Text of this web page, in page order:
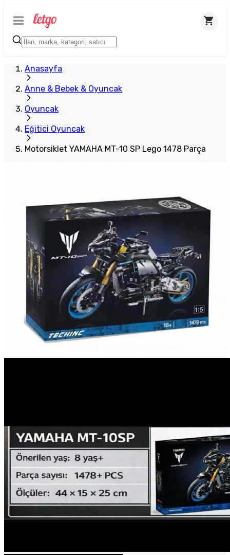
Anasayfa
Anne & Bebek & Oyuncak
Oyuncak
Eğitici Oyuncak
Motorsiklet YAMAHA MT-10 SP Lego 1478 Parça